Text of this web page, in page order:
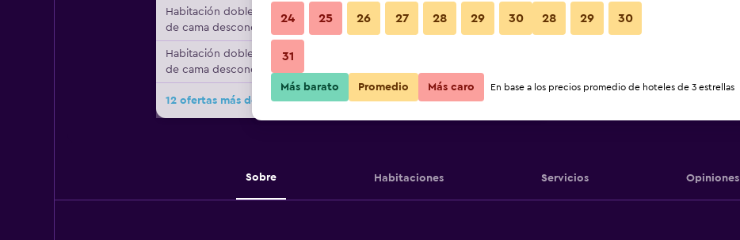
Habitación doble, tipo
de cama desconocido
$67 Ver oferta
Habitación doble, tipo
de cama desconocido
12 ofertas más de Alcudia Garden Aparthotel
Fotos
Sobre Habitaciones Servicios Opiniones
24 25 26 27 28 29 30
31
28 29 30
Más barato Promedio Más caro En base a los precios promedio de hoteles de 3 estrellas